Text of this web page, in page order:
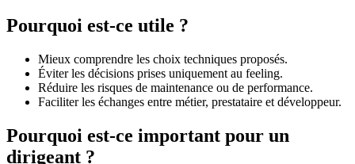
Pourquoi est-ce utile ?
Mieux comprendre les choix techniques proposés.
Éviter les décisions prises uniquement au feeling.
Réduire les risques de maintenance ou de performance.
Faciliter les échanges entre métier, prestataire et développeur.
Pourquoi est-ce important pour un
dirigeant ?